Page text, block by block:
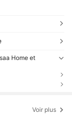
Home et
Voir plus